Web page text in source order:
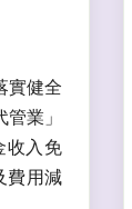
實健全
業」
收入免
費用減